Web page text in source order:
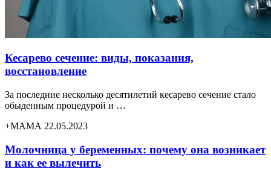
Кесарево сечение: виды, показания,
восстановление
За последние несколько десятилетий кесарево сечение стало
обыденным процедурой и …
+МАМА 22.05.2023
Молочница у беременных: почему она возникает
и как ее вылечить